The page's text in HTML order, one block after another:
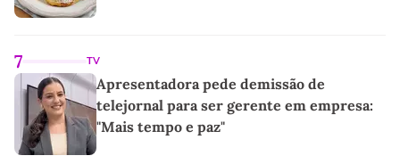
7 TV
Apresentadora pede demissão de
telejornal para ser gerente em empresa:
"Mais tempo e paz"